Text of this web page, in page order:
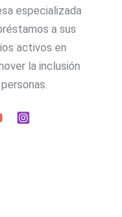
especializada
a sus
activos en
la inclusión